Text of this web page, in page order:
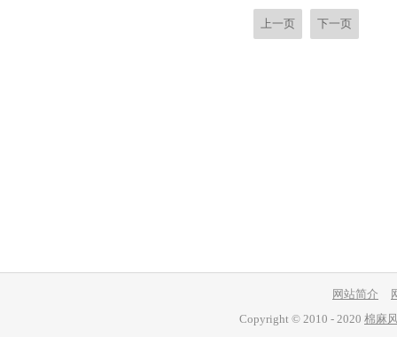
上一页 下一页
网站简介
Copyright © 2010 - 2020 棉麻